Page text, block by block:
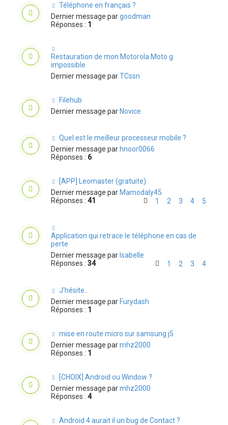
Téléphone en français ?
Dernier message pargoodman
Réponses : 1
Restauration de mon Motorola Moto g
impossible.
Dernier message parTCssn
Filehub
Dernier message parNovice
Quel est le meilleur processeur mobile ?
Dernier message parhnoor0066
Réponses : 6
[APP] Leomaster (gratuite)
Dernier message parMamodaly45
Réponses : 41 1 2 3 4 5
Application qui retrace le téléphone en cas de
perte
Dernier message parIsabelle
Réponses : 34 1 2 3 4
J'hésite..
Dernier message parFurydash
Réponses : 1
mise en route micro sur samsung j5
Dernier message parmhz2000
Réponses : 1
[CHOIX] Android ou Window ?
Dernier message parmhz2000
Réponses : 4
Android 4 aurait il un bug de Contact ?